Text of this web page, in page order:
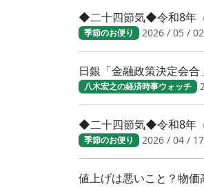
◆二十四節気◆令和8年
季節のお便り 2026 / 05 / 02
日銀「金融政策決定会
八木宏之の経済時事ウォッチ
◆二十四節気◆令和8年
季節のお便り 2026 / 04 / 17
値上げは悪いこと？物